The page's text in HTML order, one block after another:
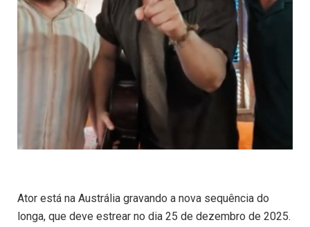
Ator está na Austrália gravando a nova sequência do
longa, que deve estrear no dia 25 de dezembro de 2025.